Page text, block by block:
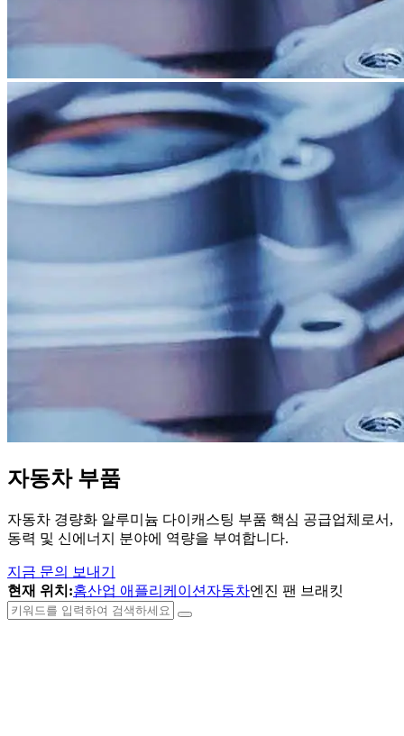
자동차 부품
자동차 경량화 알루미늄 다이캐스팅 부품 핵심 공급업체로서,
동력 및 신에너지 분야에 역량을 부여합니다.
지금 문의 보내기
현재 위치:홈산업 애플리케이션 자동차엔진 팬 브래킷